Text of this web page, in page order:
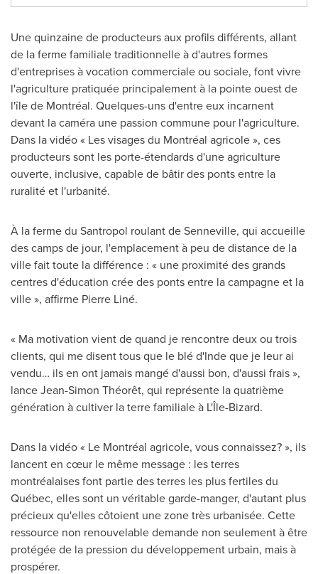
Une quinzaine de producteurs aux profils différents, allant
de la ferme familiale traditionnelle à d'autres formes
d'entreprises à vocation commerciale ou sociale, font vivre
l'agriculture pratiquée principalement à la pointe ouest de
l'île de Montréal. Quelques-uns d'entre eux incarnent
devant la caméra une passion commune pour l'agriculture.
Dans la vidéo « Les visages du Montréal agricole », ces
producteurs sont les porte-étendards d'une agriculture
ouverte, inclusive, capable de bâtir des ponts entre la
ruralité et l'urbanité.
À la ferme du Santropol roulant deSenneville, qui accueille
des camps de jour, l'emplacement à peu de distance de la
ville fait toute la différence : « une proximité des grands
centres d'éducation crée des ponts entre la campagne et la
ville », affirme Pierre Liné.
« Ma motivation vient de quand je rencontre deux ou trois
clients, qui me disent tous que le blé d'Inde que je leur ai
vendu… ils en ont jamais mangé d'aussi bon, d'aussi frais »,
lance Jean-Simon Théorêt, qui représente la quatrième
génération à cultiver la terre familiale à L'Île-Bizard.
Dans la vidéo « Le Montréal agricole, vous connaissez? », ils
lancent en cœur le même message : les terres
montréalaises font partie des terres les plus fertiles du
Québec, elles sont un véritable garde-manger, d'autant plus
précieux qu'elles côtoient une zone très urbanisée. Cette
ressource non renouvelable demande non seulement à être
protégée de la pression du développement urbain, mais à
prospérer.